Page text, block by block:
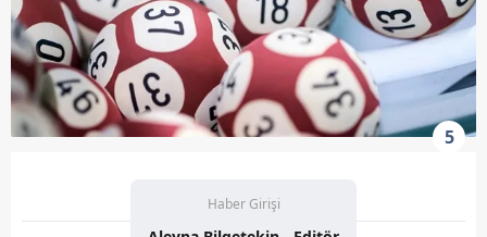
5
Haber Girişi